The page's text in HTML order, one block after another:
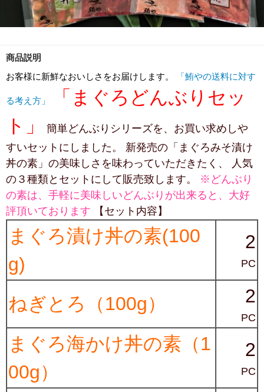
商品説明
お客様に新鮮なおいしさをお届けします。
「鮪やの送料に対す
る考え方」
「まぐろどんぶりセッ
ト」
簡単どんぶりシリーズを、お買い求めしや
すいセットにしました。 新発売の「まぐろみそ漬け
丼の素」の美味しさを味わっていただきたく、 人気
の３種類とセットにして販売致します。 ※どんぶり
の素は、手軽に美味しいどんぶりが出来ると、大好
評頂いております 【セット内容】
まぐろ漬け丼の素(100
g)
2
PC
ねぎとろ（100g） 2
PC
まぐろ海かけ丼の素（1
00g）
2
PC